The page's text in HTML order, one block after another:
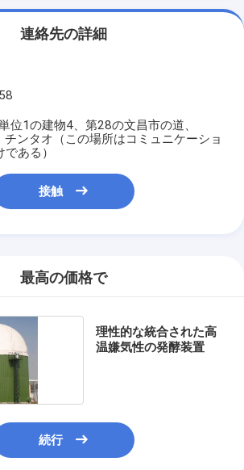
連絡先の詳細
位1の建物4、第28の文昌市の道、
チンタオ（この場所はコミュニケーショ
ある）
接触
最高の価格で
理性的な統合された高
温嫌気性の発酵装置
続行